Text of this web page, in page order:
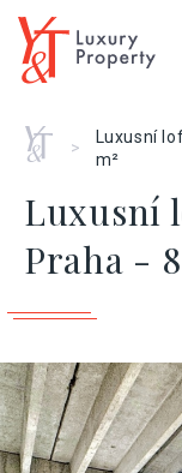
Home
>
Luxusní
m²
Luxusní
Praha -